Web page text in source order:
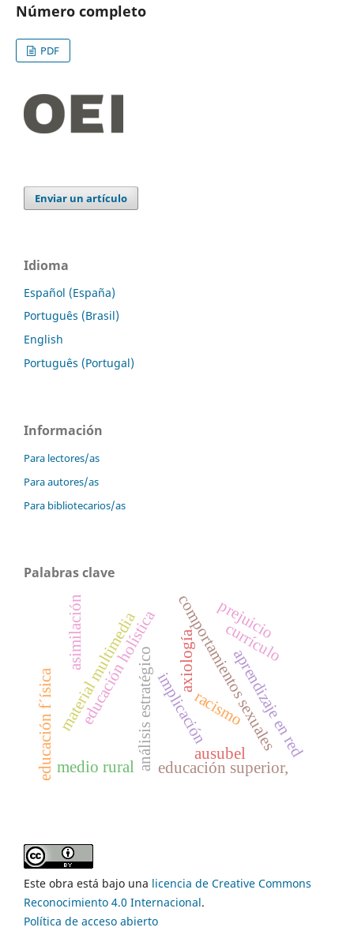
Número completo
PDF
Enviar un artículo
Idioma
Español (España)
Português (Brasil)
English
Português (Portugal)
Información
Para lectores/as
Para autores/as
Para bibliotecarios/as
Palabras clave
currículo
implicación
axiología
material multimedia comportamientos sexuales
educación holística
análisis estratégico educación superior,
aprendizaje en red
educación f´ísica
asimilación
racismo
prejuicio
ausubel
medio rural
Este obra está bajo una licencia de Creative Commons
Reconocimiento 4.0 Internacional.
Política de acceso abierto